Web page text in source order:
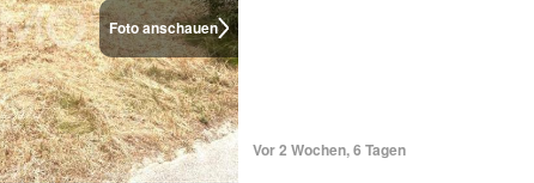
Foto anschauen
Vor 2 Wochen, 6 Tagen